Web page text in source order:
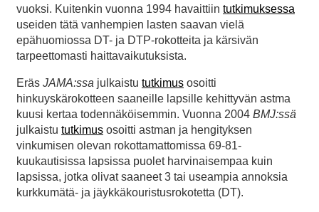
vuoksi. Kuitenkin vuonna 1994 havaittiin tutkimuksessa
useiden tätä vanhempien lasten saavan vielä
epähuomiossa DT- ja DTP-rokotteita ja kärsivän
tarpeettomasti haittavaikutuksista.
Eräs JAMA:ssa julkaistu tutkimus osoitti
hinkuyskärokotteen saaneille lapsille kehittyvän astma
kuusi kertaa todennäköisemmin. Vuonna 2004 BMJ:ssä
julkaistu tutkimus osoitti astman ja hengityksen
vinkumisen olevan rokottamattomissa 69-81-
kuukautisissa lapsissa puolet harvinaisempaa kuin
lapsissa, jotka olivat saaneet 3 tai useampia annoksia
kurkkumätä- ja jäykkäkouristusrokotetta (DT).